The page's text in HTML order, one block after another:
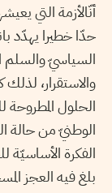
أنّالأزمة التي
حدّا خطيرا يهدّد
السياسيّ والسلم
والاستقرار،
الحلول المطروحة
الوطنيّ من حالة
الفكرة الأساسيّة